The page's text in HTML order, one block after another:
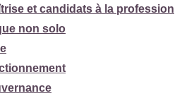
et candidats à la profession
non solo